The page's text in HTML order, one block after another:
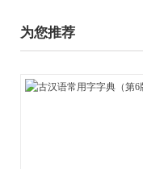
为您推荐